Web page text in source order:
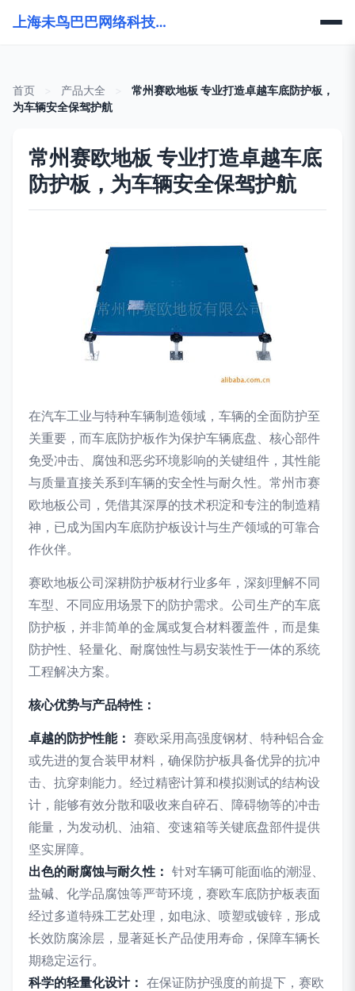
上海未鸟巴巴网络科技有限公司
首页 产品大全
常州赛欧地板 专业打造卓越车底防护板，
为车辆安全保驾护航
常州赛欧地板 专业打造卓越车底
防护板，为车辆安全保驾护航
在汽车工业与特种车辆制造领域，车辆的全面防护至
关重要，而车底防护板作为保护车辆底盘、核心部件
免受冲击、腐蚀和恶劣环境影响的关键组件，其性能
与质量直接关系到车辆的安全性与耐久性。常州市赛
欧地板公司，凭借其深厚的技术积淀和专注的制造精
神，已成为国内车底防护板设计与生产领域的可靠合
作伙伴。
赛欧地板公司深耕防护板材行业多年，深刻理解不同
车型、不同应用场景下的防护需求。公司生产的车底
防护板，并非简单的金属或复合材料覆盖件，而是集
防护性、轻量化、耐腐蚀性与易安装性于一体的系统
工程解决方案。
核心优势与产品特性：
卓越的防护性能： 赛欧采用高强度钢材、特种铝合金
或先进的复合装甲材料，确保防护板具备优异的抗冲
击、抗穿刺能力。经过精密计算和模拟测试的结构设
计，能够有效分散和吸收来自碎石、障碍物等的冲击
能量，为发动机、油箱、变速箱等关键底盘部件提供
坚实屏障。
出色的耐腐蚀与耐久性： 针对车辆可能面临的潮湿、
盐碱、化学品腐蚀等严苛环境，赛欧车底防护板表面
经过多道特殊工艺处理，如电泳、喷塑或镀锌，形成
长效防腐涂层，显著延长产品使用寿命，保障车辆长
期稳定运行。
科学的轻量化设计： 在保证防护强度的前提下，赛欧